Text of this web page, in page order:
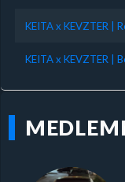
KEITA x KEVZTER |
KEITA x KEVZTER |